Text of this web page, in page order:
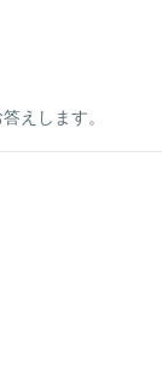
えします。